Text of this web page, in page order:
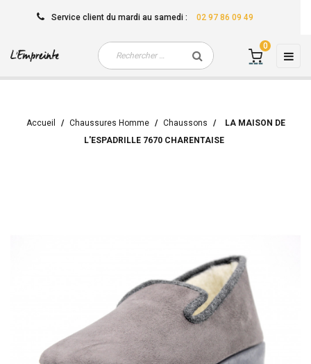
Service client du mardi au samedi : 02 97 86 09 49
☰
0
Accueil Chaussures Homme Chaussons
LA MAISON DE
L'ESPADRILLE 7670 CHARENTAISE